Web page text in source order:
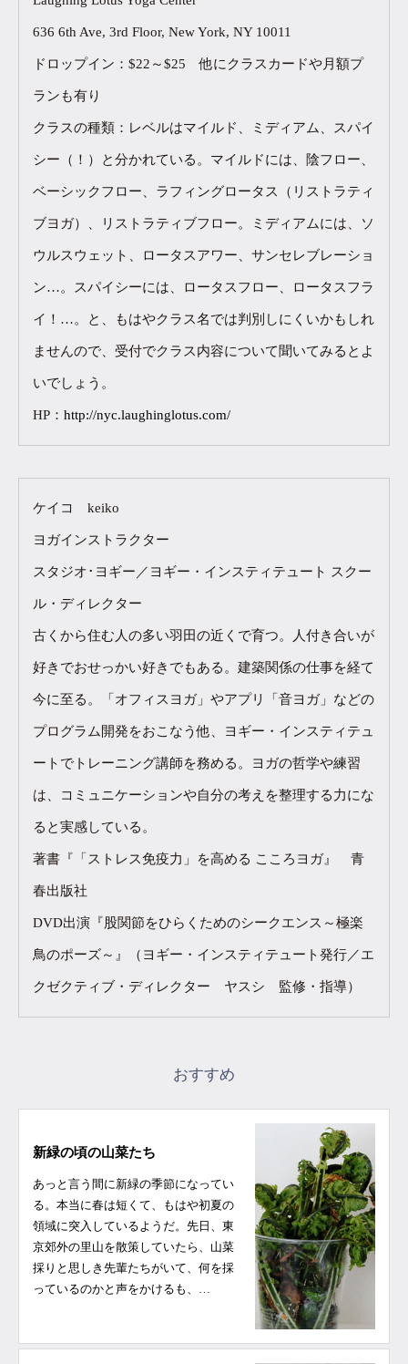
636 6th Ave, 3rd Floor, New York, NY 10011
ドロップイン：$22～$25 他にクラスカードや月額プ
ランも有り
クラスの種類：レベルはマイルド、ミディアム、スパイ
シー（！）と分かれている。マイルドには、陰フロー、
ベーシックフロー、ラフィングロータス（リストラティ
ブヨガ）、リストラティブフロー。ミディアムには、ソ
ウルスウェット、ロータスアワー、サンセレブレーショ
ン…。スパイシーには、ロータスフロー、ロータスフラ
イ！…。と、もはやクラス名では判別しにくいかもしれ
ませんので、受付でクラス内容について聞いてみるとよ
いでしょう。
HP： http://nyc.laughinglotus.com/
ケイコ keiko
ヨガインストラクター
スタジオ･ヨギー／ヨギー・インスティテュート スクー
ル・ディレクター
古くから住む人の多い羽田の近くで育つ。人付き合いが
好きでおせっかい好きでもある。建築関係の仕事を経て
今に至る。「オフィスヨガ」やアプリ「音ヨガ」などの
プログラム開発をおこなう他、ヨギー・インスティテュ
ートでトレーニング講師を務める。ヨガの哲学や練習
は、コミュニケーションや自分の考えを整理する力にな
ると実感している。
著書『「ストレス免疫力」を高める こころヨガ』 青
春出版社
DVD出演『股関節をひらくためのシークエンス～極楽
鳥のポーズ～』（ヨギー・インスティテュート発行／エ
クゼクティブ・ディレクター ヤスシ 監修・指導）
おすすめ
新緑の頃の山菜たち
あっと言う間に新緑の季節になってい
る。本当に春は短くて、もはや初夏の
領域に突入しているようだ。先日、東
京郊外の里山を散策していたら、山菜
採りと思しき先輩たちがいて、何を採
っているのかと声をかけるも、…